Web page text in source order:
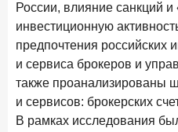
Синергия интеллектов:
партнерстве человека и
1 июня 2026 года
В борьбе за сбережения
понимать контекст
России, влияние санкций и
инвестиционную
предпочтения российских
и сервиса брокеров и
также проанализированы
и сервисов: брокерских
В рамках исследования